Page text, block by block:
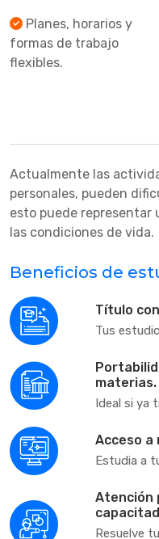
Planes, horarios y
formas de trabajo
flexibles.
Actualmente las
personales, pueden
esto puede representar
las condiciones de vida.
Beneficios de
Título
Tus
materias.
Ideal si ya
Acceso
Estudia a
Atención
Resuelve